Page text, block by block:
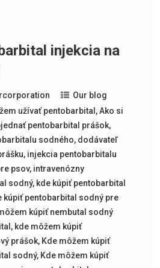
injekcia na
Our blog
užívať pentobarbital ,Ako si
pentobarbital prášok,
sodného, dodávateľ
, injekcia pentobarbitalu
psov, intravenózny
sodný, kde kúpiť pentobarbital
kúpiť pentobarbital sodný pre
kúpiť nembutal sodný
, kde môžem kúpiť
prášok, Kde môžem kúpiť
sodný, Kde môžem kúpiť